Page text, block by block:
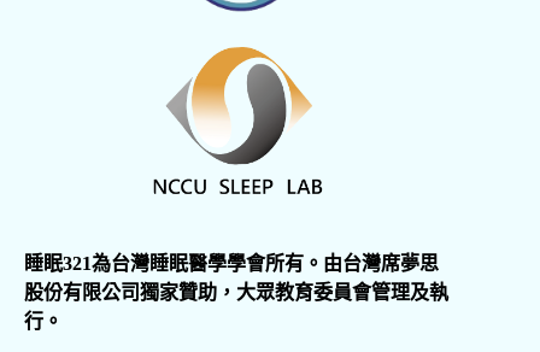
睡眠321為台灣睡眠醫學學會所有。由台灣席夢思
股份有限公司獨家贊助，大眾教育委員會管理及執
行。